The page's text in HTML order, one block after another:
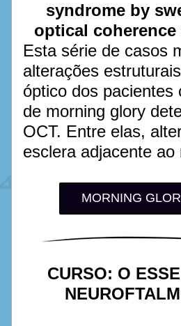
syndrome by
optical
Esta série de casos
alterações
óptico dos pacientes
de morning glory
OCT. Entre elas,
esclera adjacente ao
MORNING
CURSO: O